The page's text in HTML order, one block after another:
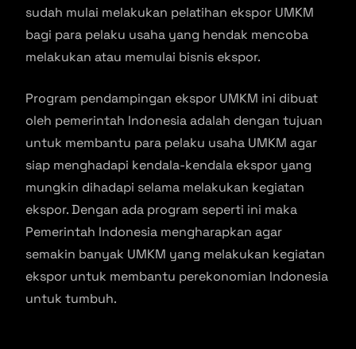
sudah mulai melakukan pelatihan ekspor UMKM
bagi para pelaku usaha yang hendak mencoba
melakukan atau memulai bisnis ekspor.
Program pendampingan ekspor UMKM ini dibuat
oleh pemerintah Indonesia adalah dengan tujuan
untuk membantu para pelaku usaha UMKM agar
siap menghadapi kendala-kendala ekspor yang
mungkin dihadapi selama melakukan kegiatan
ekspor. Dengan ada program seperti ini maka
Pemerintah Indonesia mengharapkan agar
semakin banyak UMKM yang melakukan kegiatan
ekspor untuk membantu perekonomian Indonesia
untuk tumbuh.